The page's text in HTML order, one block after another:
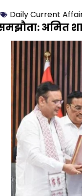
Daily Current
अमित